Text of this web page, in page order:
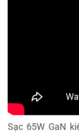
Sạc 65W GaN